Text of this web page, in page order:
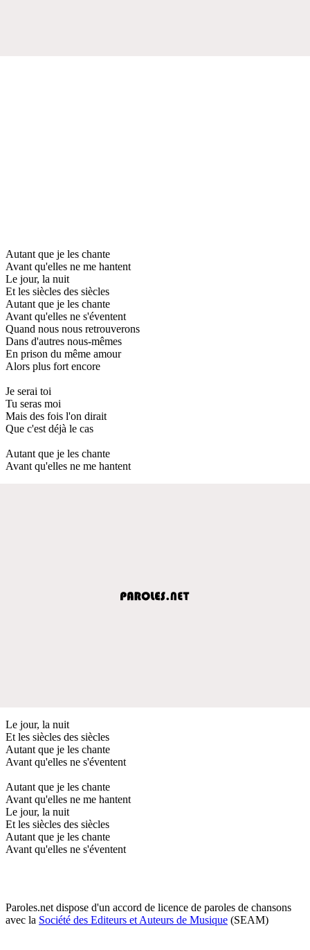
Autant que je les chante
Avant qu'elles ne me hantent
Le jour, la nuit
Et les siècles des siècles
Autant que je les chante
Avant qu'elles ne s'éventent
Quand nous nous retrouverons
Dans d'autres nous-mêmes
En prison du même amour
Alors plus fort encore
Je serai toi
Tu seras moi
Mais des fois l'on dirait
Que c'est déjà le cas
Autant que je les chante
Avant qu'elles ne me hantent
Le jour, la nuit
Et les siècles des siècles
Autant que je les chante
Avant qu'elles ne s'éventent
Autant que je les chante
Avant qu'elles ne me hantent
Le jour, la nuit
Et les siècles des siècles
Autant que je les chante
Avant qu'elles ne s'éventent
Paroles.net dispose d'un accord de licence de paroles de chansons
avec la Société des Editeurs et Auteurs de Musique (SEAM)